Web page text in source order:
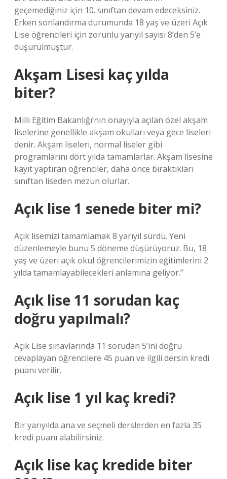
geçemediğiniz için 10. sınıftan devam edeceksiniz.
Erken sonlandırma durumunda 18 yaş ve üzeri Açık
Lise öğrencileri için zorunlu yarıyıl sayısı 8’den 5’e
düşürülmüştür.
Akşam Lisesi kaç yılda
biter?
Milli Eğitim Bakanlığı’nın onayıyla açılan özel akşam
liselerine genellikle akşam okulları veya gece liseleri
denir. Akşam liseleri, normal liseler gibi
programlarını dört yılda tamamlarlar. Akşam lisesine
kayıt yaptıran öğrenciler, daha önce bıraktıkları
sınıftan liseden mezun olurlar.
Açık lise 1 senede biter mi?
Açık lisemizi tamamlamak 8 yarıyıl sürdü. Yeni
düzenlemeyle bunu 5 döneme düşürüyoruz. Bu, 18
yaş ve üzeri açık okul öğrencilerimizin eğitimlerini 2
yılda tamamlayabilecekleri anlamına geliyor.”
Açık lise 11 sorudan kaç
doğru yapılmalı?
Açık Lise sınavlarında 11 sorudan 5’ini doğru
cevaplayan öğrencilere 45 puan ve ilgili dersin kredi
puanı verilir.
Açık lise 1 yıl kaç kredi?
Bir yarıyılda ana ve seçmeli derslerden en fazla 35
kredi puanı alabilirsiniz.
Açık lise kaç kredide biter